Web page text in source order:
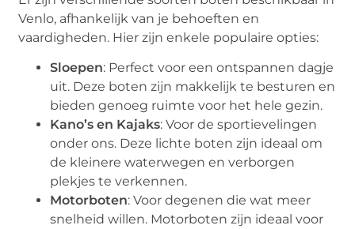
Venlo, afhankelijk van je behoeften en
vaardigheden. Hier zijn enkele populaire opties:
Sloepen: Perfect voor een ontspannen dagje
uit. Deze boten zijn makkelijk te besturen en
bieden genoeg ruimte voor het hele gezin.
Kano’s en Kajaks: Voor de sportievelingen
onder ons. Deze lichte boten zijn ideaal om
de kleinere waterwegen en verborgen
plekjes te verkennen.
Motorboten: Voor degenen die wat meer
snelheid willen. Motorboten zijn ideaal voor